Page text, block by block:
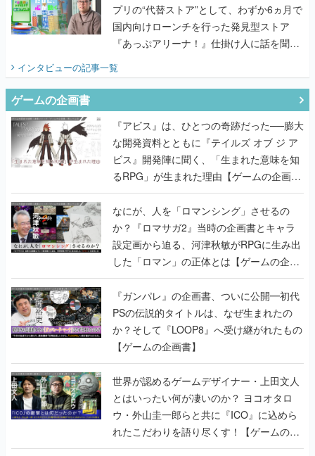
プリの“代替ストア”として、わずか6ヵ月で
国内向けローンチを行った発見型ストア
『あっぷアリーナ！』仕掛け人に話を聞い
インタビューの記事一覧
ゲームの企画書
『アビス』は、ひとつの奇跡だった──膨大
な開発資料とともに『テイルズ オブ ジ ア
ビス』開発陣に聞く、「生まれた意味を知
るRPG」が生まれた理由【ゲームの企画
書】
なにが、人を「ロマンシング」させるの
か？『ロマサガ2』当時の企画書とキャラ
設定画から迫る、河津秋敏がRPGに生み出
した「ロマン」の正体とは【ゲームの企画
書】
『ガンパレ』の企画書、ついに公開━初代
PSの伝説的タイトルは、なぜ生まれたの
か？そして『LOOP8』へ受け継がれたもの
【ゲームの企画書】
世界が認めるゲームデザイナー・上田文人
とはいったい何が凄いのか？ ヨコオタロ
ウ・外山圭一郎らと共に『ICO』に込めら
れたこだわりを語り尽くす！【ゲームの企
画書】